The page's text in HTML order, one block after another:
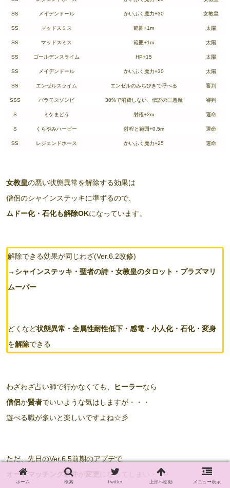
SS メイデンドール かいふく魔力+30 女教皇
SS マッドスミス 範囲+1m 太陽
SS マッドスミス 範囲+1m 太陽
SS ゴールデンスライム HP+15 太陽
SS メイデンドール かいふく魔力+30 太陽
SS エンゼルスライム エンゼルのみちびきで呼べる 審判
SSS バラモスゾンビ 30%で消費しない、伝説の三悪魔 審判
S ミケまどう 射程+2m 運命
S くらやみハーピー 射程と範囲+0.5m 運命
SS レジェンドホース かいふく魔力+25 運命
女教皇の悪い状態異常を解除する効果は
僧侶のシャインステッキに準ずるので、
ムドー化・石化も解除OKになっています。
解除できる効果が同じわざ(Ver.6.2改修)
→ シャインステッキ・聖者の詩・女教皇のタロット・プラズマリ
ムーバー
どくなど状態異常・全属性耐性低下・感電・小人化・石化・変身
を解除できる
わざわざ占い師で行かなくても、 ヒーラーなら
僧侶か賢者でいいような気はしますが・・・
遊べる職が多いと楽しいですよね☆彡
ただ、先日のVer.6.5前期のアプデで
オートマッチング条件 が 変更になってしまい・・・
ホーム 検索 Twitter 上部へ移動 メニュー表示